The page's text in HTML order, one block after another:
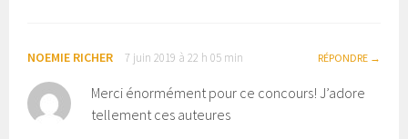
NOEMIE RICHER 7 juin 2019 à 22 h 05 min RÉPONDRE
Merci énormément pour ce concours! J’adore
tellement ces auteures